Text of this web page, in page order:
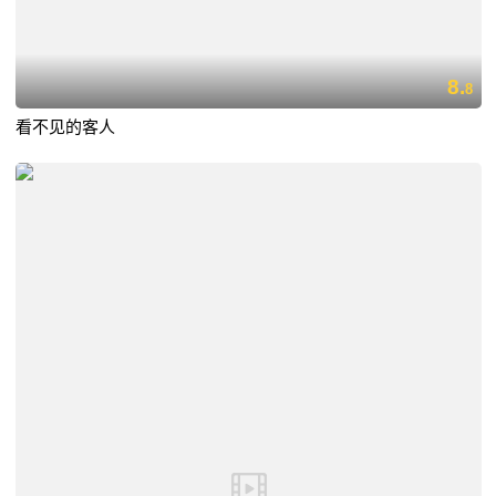
8.8
看不见的客人